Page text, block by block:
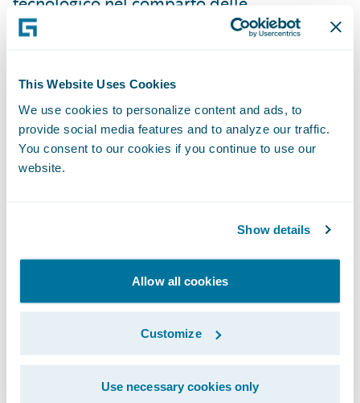
This Website Uses Cookies
We use cookies to personalize content and ads, to
provide social media features and to analyze our traffic.
You consent to our cookies if you continue to use our
website.
Show details
Allow all cookies
Customize
Use necessary cookies only
assicurazioni del ramo danni."
Il controvalore complessivo
dell'acquisizione è indicativamente di $275
milioni, o di $265 milioni, al netto di $10
milioni di disponibilità liquide, soggetto agli
usuali adeguamenti delle transazioni.
consisterà in liquidità netta, pari
nuova emissione. Di queste azioni,
indicativamente 260.000 sono sotto forma
di corrispettivo differito e soggetto al
raggiungimento di determinati obiettivi
operativi e di retention.